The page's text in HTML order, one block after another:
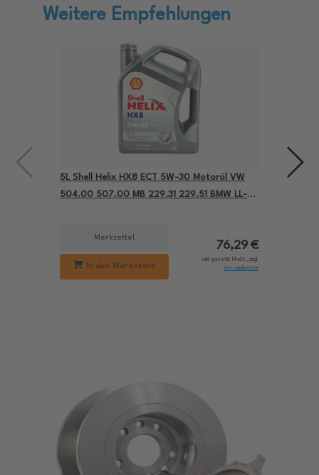
Weitere Empfehlungen
5L Shell Helix HX8 ECT 5W-30 Motoröl VW
504.00 507.00 MB 229.31 229.51 BMW LL-04
Merkzettel
In den Warenkorb
76,29 €
inkl. gesetzl. MwSt., zzgl.
Versandkosten